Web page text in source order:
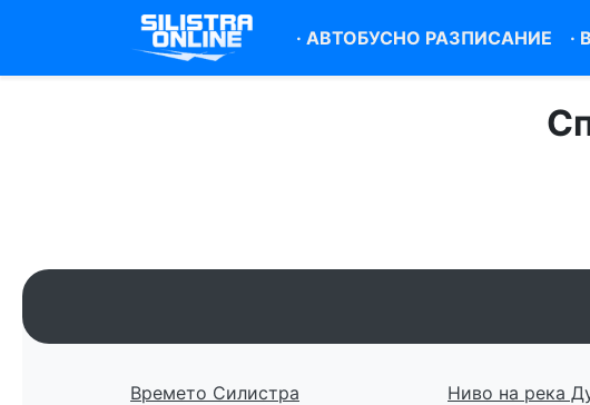
·АВТОБУСНО РАЗПИСАНИЕ ·
Времето Силистра
Ниво на река